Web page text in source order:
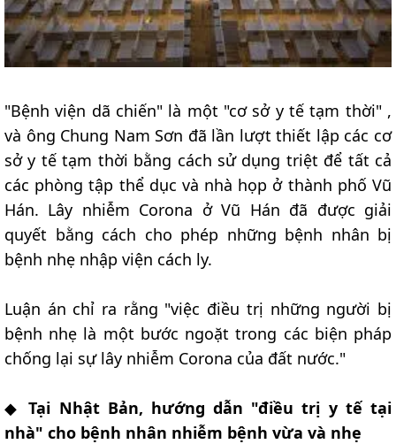
"Bệnh viện dã chiến" là một "cơ sở y tế tạm thời" ,
và ông Chung Nam Sơn đã lần lượt thiết lập các cơ
sở y tế tạm thời bằng cách sử dụng triệt để tất cả
các phòng tập thể dục và nhà họp ở thành phố Vũ
Hán. Lây nhiễm Corona ở Vũ Hán đã được giải
quyết bằng cách cho phép những bệnh nhân bị
bệnh nhẹ nhập viện cách ly.
Luận án chỉ ra rằng "việc điều trị những người bị
bệnh nhẹ là một bước ngoặt trong các biện pháp
chống lại sự lây nhiễm Corona của đất nước."
◆Tại Nhật Bản, hướng dẫn "điều trị y tế tại
nhà" cho bệnh nhân nhiễm bệnh vừa và nhẹ